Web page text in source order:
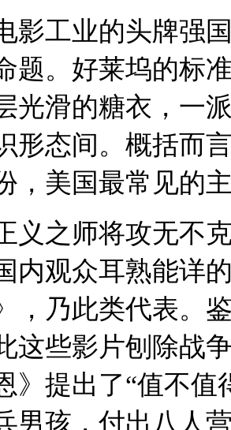
工业的头牌强国
题。好莱坞的标
光滑的糖衣，一
形态间。概括而
，美国最常见的
之师将攻无不克
内观众耳熟能详
，乃此类代表。
这些影片刨除战
》提出了“值不
男孩，付出八人